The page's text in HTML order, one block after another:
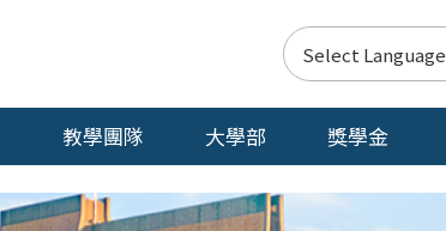
Select Language
教學團隊 大學部 獎學金